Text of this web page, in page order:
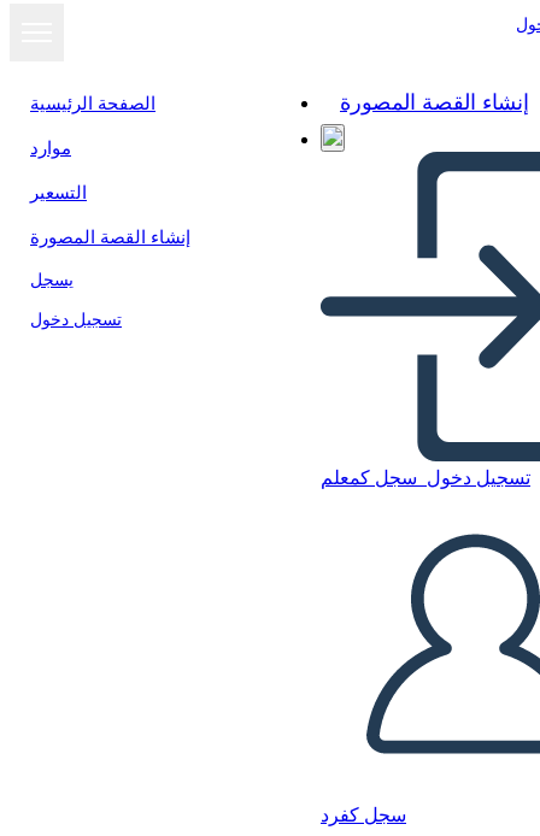
الصفحة الرئيسية
موارد
التسعير
إنشاء القصة المصورة
يسجل
تسجيل دخول
إنشاء القصة المصورة
تسجيل دخول سجل كمعلم
سجل كفرد
Proceso de Diseño Info-3